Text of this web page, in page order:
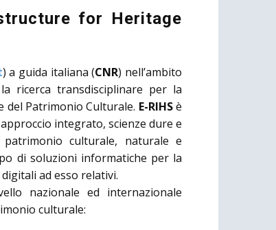
for Heritage
) a guida italiana (CNR) nell’ambito
ricerca transdisciplinare per la
del Patrimonio Culturale. E-RIHSè
integrato, scienze dure e
culturale, naturale e
di soluzioni informatiche per la
ad esso relativi.
nazionale ed internazionale
culturale: